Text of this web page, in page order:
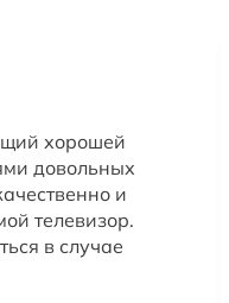
хорошей
довольных
и
телевизор.
в случае